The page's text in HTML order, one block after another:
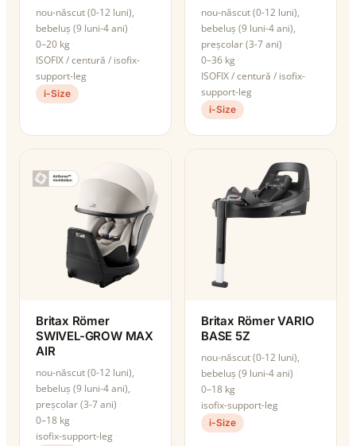
nou-născut (0-12 luni),
bebeluș (9 luni-4 ani)
0–20 kg
ISOFIX / centură / isofix-
support-leg
i-Size
nou-născut (0-12 luni),
bebeluș (9 luni-4 ani),
preșcolar (3-7 ani)
0–36 kg
ISOFIX / centură / isofix-
support-leg
i-Size
Britax Römer
SWIVEL-GROW MAX
AIR
nou-născut (0-12 luni),
bebeluș (9 luni-4 ani),
preșcolar (3-7 ani)
0–18 kg
isofix-support-leg
Britax Römer VARIO
BASE 5Z
nou-născut (0-12 luni),
bebeluș (9 luni-4 ani)
0–18 kg
isofix-support-leg
i-Size